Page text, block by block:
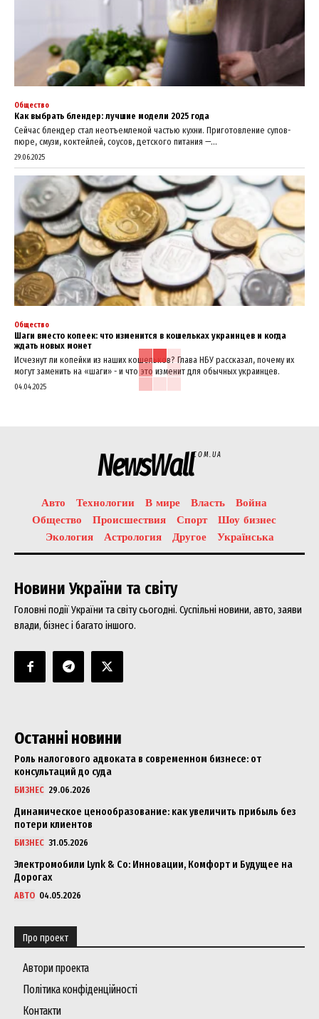
Общество
Как выбрать блендер: лучшие модели 2025 года
Сейчас блендер стал неотъемлемой частью кухни. Приготовление супов-
пюре, смузи, коктейлей, соусов, детского питания —...
29.06.2025
Общество
Шаги вместо копеек: что изменится в кошельках украинцев и когда
ждать новых монет
Исчезнут ли копейки из наших кошельков? Глава НБУ рассказал, почему их
могут заменить на «шаги» - и что это изменит для обычных украинцев.
04.04.2025
NewsWallCOM.UA
Авто Технологии В мире Власть
Война
Общество
Происшествия Спорт
Шоу бизнес
Экология
Астрология Другое Українська
Новини України та світу
Головні події України та світу сьогодні. Суспільні новини, авто, заяви
влади, бізнес і багато іншого.
Останні новини
Роль налогового адвоката в современном бизнесе: от
консультаций до суда
БИЗНЕС 29.06.2026
Динамическое ценообразование: как увеличить прибыль без
потери клиентов
БИЗНЕС 31.05.2026
Электромобили Lynk & Co: Инновации, Комфорт и Будущее на
Дорогах
АВТО 04.05.2026
Про проект
Автори проекта
Політика конфіденційності
Контакти